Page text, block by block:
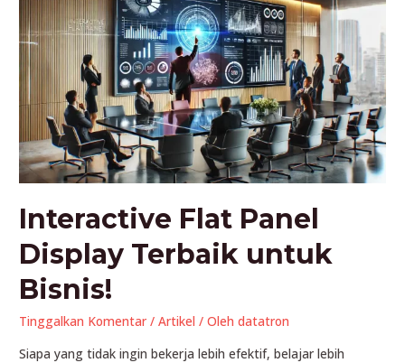
Interactive Flat Panel
Display Terbaik untuk
Bisnis!
Tinggalkan Komentar /Artikel / Olehdatatron
Siapa yang tidak ingin bekerja lebih efektif, belajar lebih